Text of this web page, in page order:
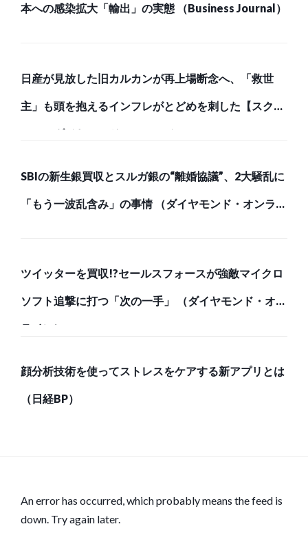
本への感染拡大「輸出」の実態 （Business Journal）
日産が見放した旧カルカンが再上場断念へ、「救世
主」も頭を抱えるインフレがとどめを刺した【スク
ー… （ダイヤモンド・オンライン）
SBIの新生銀買収とスルガ銀の“離婚協議”、2大騒乱に
「もう一波乱含み」の事情 （ダイヤモンド・オンライ
ツイッターを買収!?セールスフォースが強敵マイクロ
ソフト追撃に打つ「次の一手」 （ダイヤモンド・オン
ライン）
顔分析技術を使ってストレスをケアする新アプリとは
（日経BP）
An error has occurred, which probably means the feed is
down. Try again later.